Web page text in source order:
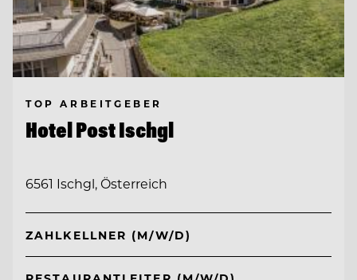
TOP ARBEITGEBER
Hotel Post Ischgl
6561 Ischgl, Österreich
ZAHLKELLNER (M/W/D)